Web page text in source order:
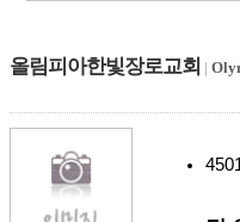
올림피아한빛장로교회 |